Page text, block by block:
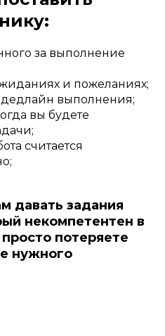
за выполнение
и пожеланиях;
выполнения;
вы будете
считается
давать задания
некомпетентен в
потеряете
нужного